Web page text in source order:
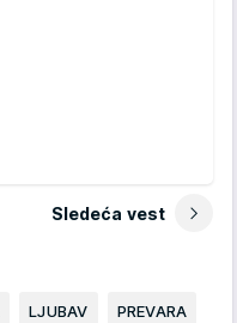
Sledeća vest
LJUBAV PREVARA